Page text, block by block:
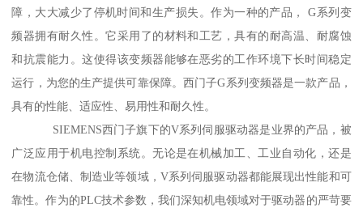
障，大大减少了停机时间和生产损失。作为一种的产品， G系列变
频器拥有耐久性。它采用了的材料和工艺，具有的耐高温、耐腐蚀
和抗震能力。这使得该变频器能够在恶劣的工作环境下长时间稳定
运行，为您的生产提供可靠保障。西门子G系列变频器是一款产品，
具有的性能、适应性、易用性和耐久性。
SIEMENS西门子旗下的V系列伺服驱动器是业界的产品，被
广泛应用于机电控制系统。无论是在机械加工、工业自动化，还是
在物流仓储、制造业等领域，V系列伺服驱动器都能展现出性能和可
靠性。作为的PLC技术参数，我们深知机电领域对于驱动器的严苛要